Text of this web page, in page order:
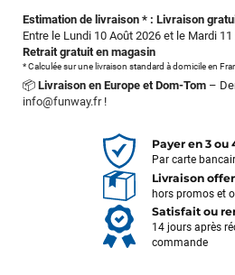
Estimation de livraison * : Livraison
Entre le Lundi 10 Août 2026 et le Mardi
Retrait gratuit en magasin
* Calculée sur une livraison standard à domicile en
📦 Livraison en Europe et Dom-Tom –
info@funway.fr!
Payer en 3 ou
Par carte
Livraison
hors promos et
Satisfait ou
14 jours après
commande